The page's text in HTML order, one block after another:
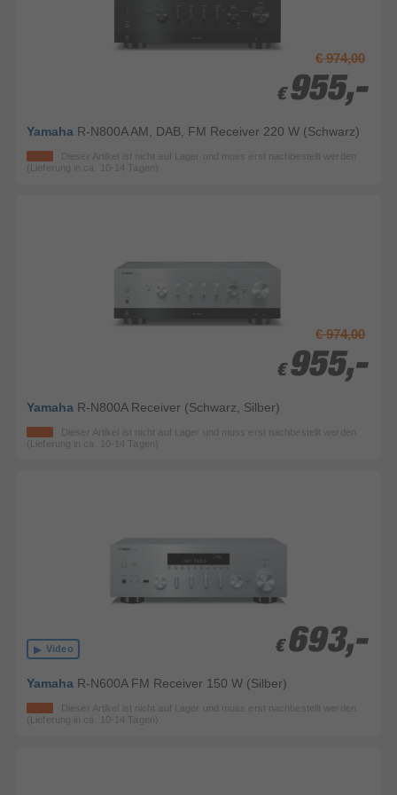
€ 974,00
€ 955,-
€ 955,-
Yamaha R-N800A AM, DAB, FM Receiver 220 W (Schwarz)
Dieser Artikel ist nicht auf Lager und muss erst nachbestellt werden
(Lieferung in ca. 10-14 Tagen)
€ 974,00
€ 955,-
€ 955,-
Yamaha R-N800A Receiver (Schwarz, Silber)
Dieser Artikel ist nicht auf Lager und muss erst nachbestellt werden
(Lieferung in ca. 10-14 Tagen)
Video € 693,-
€ 693,-
Yamaha R-N600A FM Receiver 150 W (Silber)
Dieser Artikel ist nicht auf Lager und muss erst nachbestellt werden
(Lieferung in ca. 10-14 Tagen)